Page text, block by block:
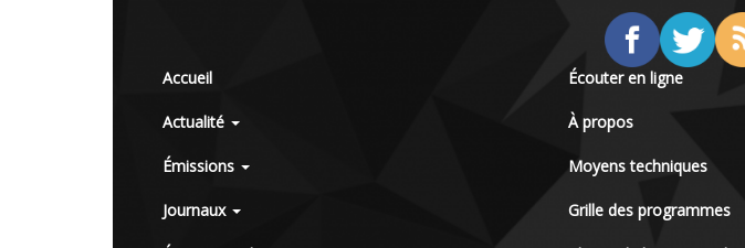
Accueil
Actualité
Émissions
Journaux
Écouter en ligne
À propos
Moyens techniques
Grille des programmes